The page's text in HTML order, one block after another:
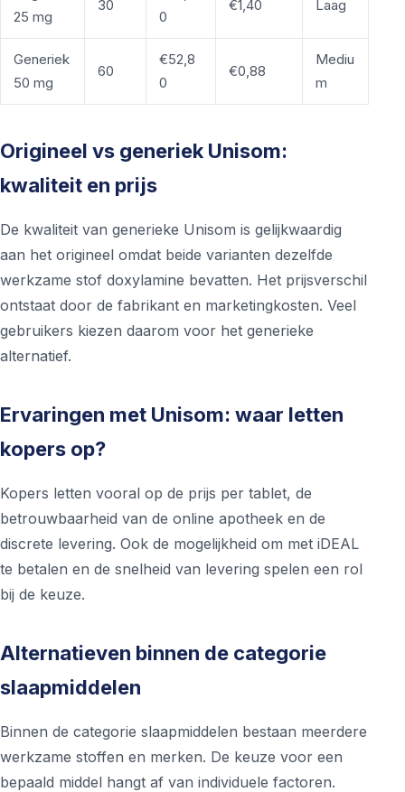
25 mg
30
0
€1,40 Laag
Generiek
50 mg
60
€52,8
0
€0,88
Mediu
m
Origineel vs generiek Unisom:
kwaliteit en prijs
De kwaliteit van generieke Unisom is gelijkwaardig
aan het origineel omdat beide varianten dezelfde
werkzame stof doxylamine bevatten. Het prijsverschil
ontstaat door de fabrikant en marketingkosten. Veel
gebruikers kiezen daarom voor het generieke
alternatief.
Ervaringen met Unisom: waar letten
kopers op?
Kopers letten vooral op de prijs per tablet, de
betrouwbaarheid van de online apotheek en de
discrete levering. Ook de mogelijkheid om met iDEAL
te betalen en de snelheid van levering spelen een rol
bij de keuze.
Alternatieven binnen de categorie
slaapmiddelen
Binnen de categorie slaapmiddelen bestaan meerdere
werkzame stoffen en merken. De keuze voor een
bepaald middel hangt af van individuele factoren.